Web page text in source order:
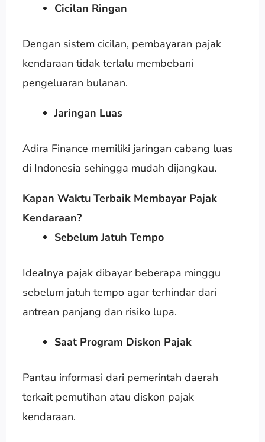
Cicilan Ringan
Dengan sistem cicilan, pembayaran pajak
kendaraan tidak terlalu membebani
pengeluaran bulanan.
Jaringan Luas
Adira Finance memiliki jaringan cabang luas
di Indonesia sehingga mudah dijangkau.
Kapan Waktu Terbaik Membayar Pajak
Kendaraan?
Sebelum Jatuh Tempo
Idealnya pajak dibayar beberapa minggu
sebelum jatuh tempo agar terhindar dari
antrean panjang dan risiko lupa.
Saat Program Diskon Pajak
Pantau informasi dari pemerintah daerah
terkait pemutihan atau diskon pajak
kendaraan.